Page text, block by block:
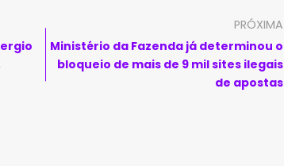
PRÓXIMA
Ministério da Fazenda já determinou o
bloqueio de mais de 9 mil sites ilegais
de apostas